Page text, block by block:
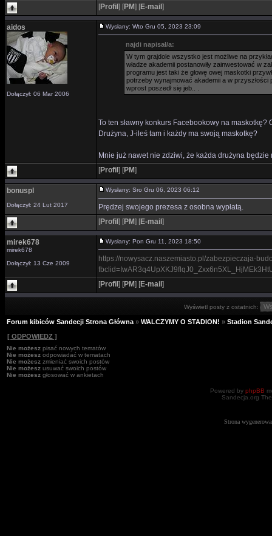
[Profil ] [PM] [E-mail ]
aidos
Dołączył: 06 Mar 2006
Wysłany: Wto Gru 05, 2023 23:09
najdi napisał/a:
W tym grajdole wszystko jest możliwe na
władze akademii postanowiły zainwestować w
programu jest taki że głowę owej maskotki
potrzeby wynajmować akademii a w przyszłości
wprost poszedł się jeb.. .
To ten sławny konkurs Facebookowy na
Drużyna, J-ileś tam i każdy ma swoją maskotkę?
Mnie już nawet nie zdziwi, że każda drużyna będzie
[Profil ] [PM]
bonuspl
Dołączył: 24 Lut 2017
Wysłany: Sro Gru 06, 2023 06:12
Prędzej swojego prezesa z osobna wypłatą.
[Profil ] [PM] [E-mail ]
mirek678
mirek678
Dołączył: 13 Cze 2009
Wysłany: Pon Gru 11, 2023 18:50
https://nowysacz.naszemiasto.pl/zabezpieczaja-
[Profil ] [PM] [E-mail ]
Wyświetl posty z ostatnich:
Forum kibiców Sandecji Strona Główna » WALCZYMY O STADION! » Stadion
[ ODPOWIEDZ ]
Nie możesz pisać nowych tematów
Nie możesz odpowiadać w tematach
Nie możesz zmieniać swoich postów
Nie możesz usuwać swoich postów
Nie możesz głosować w ankietach
Powered by phpBB
Sandecja.org
Strona